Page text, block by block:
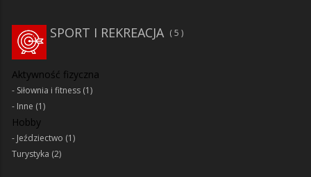
SPORT I REKREACJA 5
Aktywność fizyczna
Siłownia i fitness (1)
Inne (1)
Hobby
Jeździectwo (1)
Turystyka (2)